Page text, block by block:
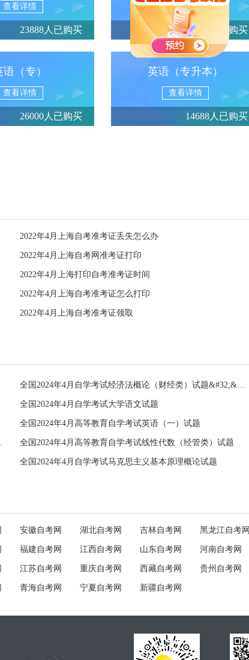
查看详情
23888人已购买
查看详情
13950人已购买
语（专）
查看详情
26000人已购买
英语（专升本）
查看详情
14688人已购买
2022年4月上海自考准考证丢失怎么办
2022年4月上海自考网准考证打印
2022年4月上海打印自考准考证时间
2022年4月上海自考准考证怎么打印
2022年4月上海自考准考证领取
全国2024年4月自学考试经济法概论（财经类）试题&#32;&#32;
全国2024年4月自学考试大学语文试题
全国2024年4月高等教育自学考试英语（一）试题
体系概论试题 全国2024年4月高等教育自学考试线性代数（经管类）试题
全国2024年4月自学考试马克思主义基本原理概论试题
安徽自考网 湖北自考网 吉林自考网 黑龙江自考网
福建自考网 江西自考网 山东自考网 河南自考网
江苏自考网 重庆自考网 西藏自考网 贵州自考网
青海自考网 宁夏自考网 新疆自考网